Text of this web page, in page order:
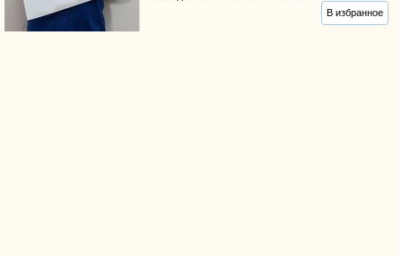
В избранное